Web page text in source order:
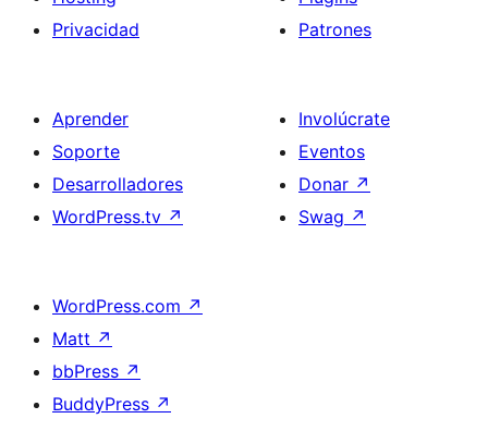
Privacidad
Patrones
Aprender
Soporte
Desarrolladores
WordPress.tv ↗
Involúcrate
Eventos
Donar ↗
Swag ↗
WordPress.com ↗
Matt ↗
bbPress ↗
BuddyPress ↗